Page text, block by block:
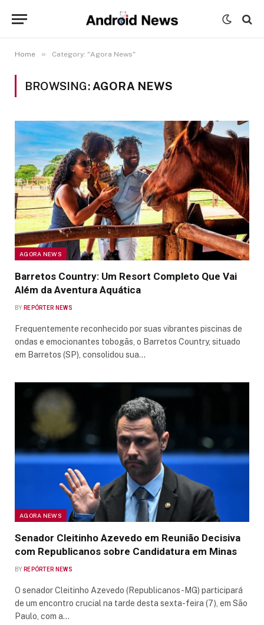
Home » Category: "Agora News"
BROWSING: AGORA NEWS
AGORA NEWS
Barretos Country: Um Resort Completo Que Vai
Além da Aventura Aquática
BY REPÓRTER NEWS
Frequentemente reconhecido por suas vibrantes piscinas de
ondas e emocionantes tobogãs, o Barretos Country, situado
em Barretos (SP), consolidou sua…
AGORA NEWS
Senador Cleitinho Azevedo em Reunião Decisiva
com Republicanos sobre Candidatura em Minas
BY REPÓRTER NEWS
O senador Cleitinho Azevedo (Republicanos-MG) participará
de um encontro crucial na tarde desta sexta-feira (7), em São
Paulo, com a…